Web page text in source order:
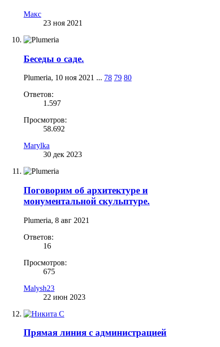
Макс
23 ноя 2021
Беседы о саде.
Plumeria, 10 ноя 2021 ... 78 79 80
Ответов:
1.597
Просмотров:
58.692
Marylka
30 дек 2023
Поговорим об архитектуре и
монументальной скульптуре.
Plumeria, 8 авг 2021
Ответов:
16
Просмотров:
675
Malysh23
22 июн 2023
Прямая линия с администрацией